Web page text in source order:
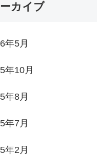
カイブ
年5月
年10月
年8月
年7月
年2月